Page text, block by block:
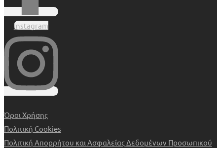
Instagram
Όροι Χρήσης
Πολιτική Cookies
Πολιτική Απορρήτου και Ασφαλείας Δεδομένων Προσωπικού